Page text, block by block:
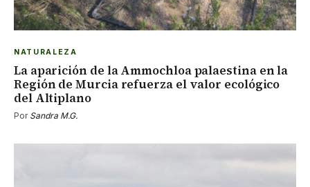
NATURALEZA
La aparición de la Ammochloa palaestina en la
Región de Murcia refuerza el valor ecológico
del Altiplano
Por Sandra M.G.